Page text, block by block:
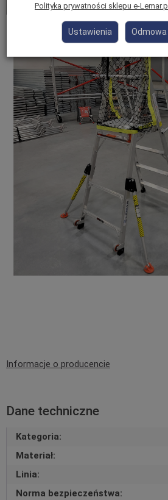
Informacje o producencie
Dane techniczne
Kategoria:
Materiał:
Linia:
Norma bezpieczeństwa:
Polityka prywatności sklepu e-Lemar.pl
Ustawienia Odmowa